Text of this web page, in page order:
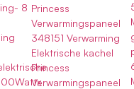
8 Princess
Verwarmingspaneel
348151 Verwarming
Elektrische kachel
Princess
Verwarmingspaneel